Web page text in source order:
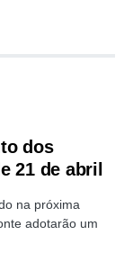
dos
21 de abril
na próxima
adotarão um